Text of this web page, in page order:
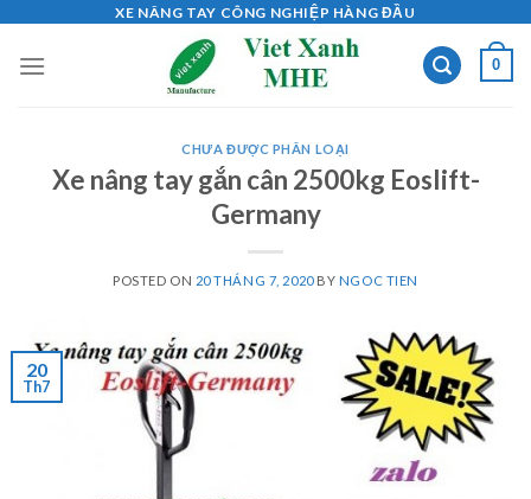
content
XE NÂNG TAY CÔNG NGHIỆP HÀNG ĐẦU
0
CHƯA ĐƯỢC PHÂN LOẠI
Xe nâng tay gắn cân 2500kg Eoslift-
Germany
POSTED ON 20 THÁNG 7, 2020BY NGOC TIEN
20
Th7